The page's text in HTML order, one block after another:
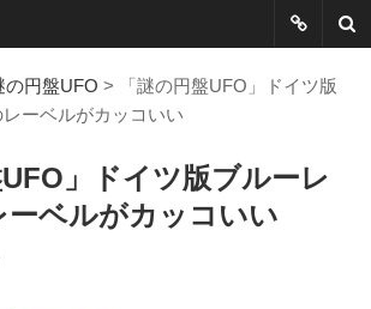
か
こ
の円盤UFO > 「謎の円盤UFO」ドイツ版
ーベルがカッコいい
UFO」ドイツ版ブルーレ
ーベルがカッコいい